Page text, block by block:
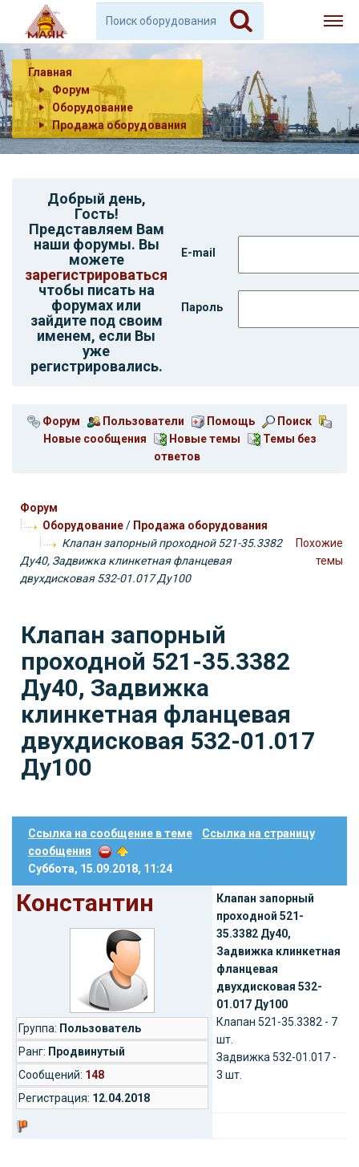
Главная
Форум
Оборудование
Продажа оборудования
Добрый день,
Гость!
Представляем Вам
наши форумы. Вы
можете
зарегистрироваться
чтобы писать на
форумах или
зайдите под своим
именем, если Вы
уже
регистрировались.
E-mail
Пароль
Форум Пользователи Помощь
Поиск
Новые сообщения
Новые темы
Темы без
ответов
Форум
Оборудование/ Продажа оборудования
Клапан запорный проходной 521-35.3382
Ду40, Задвижка клинкетная фланцевая
двухдисковая 532-01.017 Ду100
Похожие
темы
Клапан запорный
проходной 521-35.3382
Ду40, Задвижка
клинкетная фланцевая
двухдисковая 532-01.017
Ду100
Ссылка на сообщение в теме
Ссылка на страницу
сообщения
Суббота, 15.09.2018, 11:24
Константин
Группа: Пользователь
Ранг: Продвинутый
Cообщений: 148
Регистрация: 12.04.2018
Клапан запорный
проходной 521-
35.3382 Ду40,
Задвижка клинкетная
фланцевая
двухдисковая 532-
01.017 Ду100
Клапан 521-35.3382 - 7
шт.
Задвижка 532-01.017 -
3 шт.